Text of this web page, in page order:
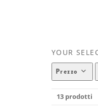
YOUR
Prezzo
13 prodotti